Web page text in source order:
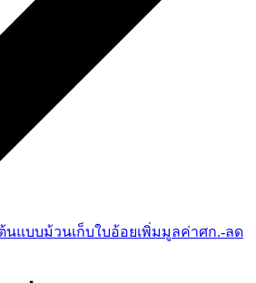
นแบบม้วนเก็บใบอ้อยเพิ่มมูลค่าศก.-ลด